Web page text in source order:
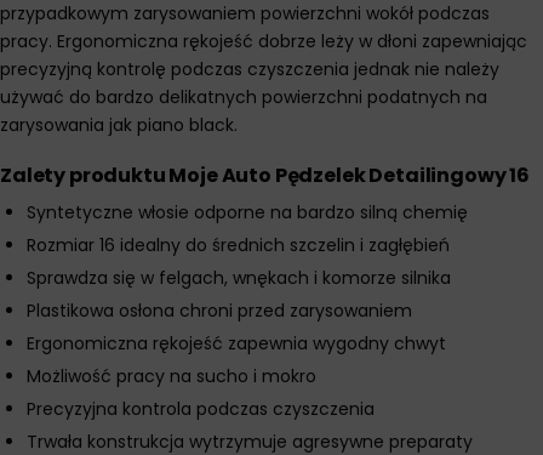
przypadkowym zarysowaniem powierzchni wokół podczas
pracy. Ergonomiczna rękojeść dobrze leży w dłoni zapewniając
precyzyjną kontrolę podczas czyszczenia jednak nie należy
używać do bardzo delikatnych powierzchni podatnych na
zarysowania jak piano black.
Zalety produktu Moje Auto Pędzelek Detailingowy 16
Syntetyczne włosie odporne na bardzo silną chemię
Rozmiar 16 idealny do średnich szczelin i zagłębień
Sprawdza się w felgach, wnękach i komorze silnika
Plastikowa osłona chroni przed zarysowaniem
Ergonomiczna rękojeść zapewnia wygodny chwyt
Możliwość pracy na sucho i mokro
Precyzyjna kontrola podczas czyszczenia
Trwała konstrukcja wytrzymuje agresywne preparaty